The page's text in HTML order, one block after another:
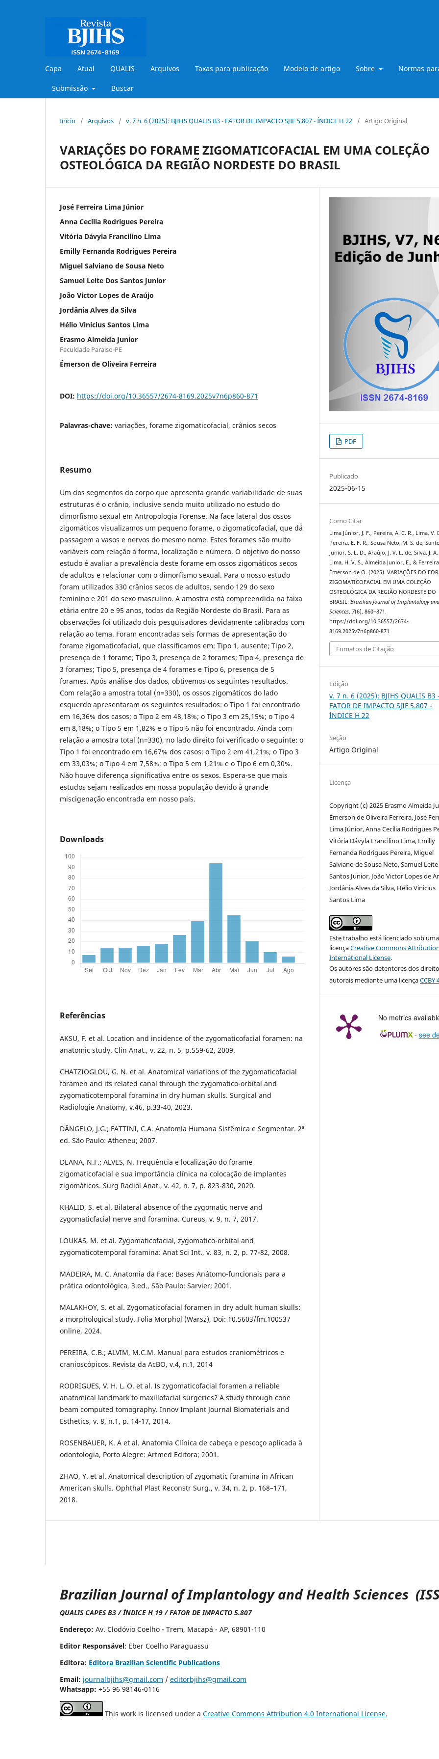
Capa Atual QUALIS Arquivos Taxas para publicação Modelo de artigo Sobre Normas
Submissão Buscar
Início / Arquivos / v. 7 n. 6 (2025): BJIHS QUALIS B3 - FATOR DE IMPACTO SJIF 5.807 - ÍNDICE H 22 / Artigo Original
VARIAÇÕES DO FORAME ZIGOMATICOFACIAL EM UMA COLEÇÃO
OSTEOLÓGICA DA REGIÃO NORDESTE DO BRASIL
José Ferreira Lima Júnior
Anna Cecília Rodrigues Pereira
Vitória Dávyla Francilino Lima
Emilly Fernanda Rodrigues Pereira
Miguel Salviano de Sousa Neto
Samuel Leite Dos Santos Junior
João Victor Lopes de Araújo
Jordânia Alves da Silva
Hélio Vinicius Santos Lima
Erasmo Almeida Junior
Faculdade Paraiso-PE
Émerson de Oliveira Ferreira
DOI: https://doi.org/10.36557/2674-8169.2025v7n6p860-871
Palavras-chave: variações, forame zigomaticofacial, crânios secos
Resumo
Um dos segmentos do corpo que apresenta grande variabilidade de suas
estruturas é o crânio, inclusive sendo muito utilizado no estudo do
dimorfismo sexual em Antropologia Forense. Na face lateral dos ossos
zigomáticos visualizamos um pequeno forame, o zigomaticofacial, que dá
passagem a vasos e nervos do mesmo nome. Estes forames são muito
variáveis com relação à forma, localização e número. O objetivo do nosso
estudo é avaliar a prevalência deste forame em ossos zigomáticos secos
de adultos e relacionar com o dimorfismo sexual. Para o nosso estudo
foram utilizados 330 crânios secos de adultos, sendo 129 do sexo
feminino e 201 do sexo masculino. A amostra está compreendida na faixa
etária entre 20 e 95 anos, todos da Região Nordeste do Brasil. Para as
observações foi utilizado dois pesquisadores devidamente calibrados com
relação ao tema. Foram encontradas seis formas de apresentação do
forame zigomaticofacial, que classificamos em: Tipo 1, ausente; Tipo 2,
presença de 1 forame; Tipo 3, presença de 2 forames; Tipo 4, presença de
3 forames; Tipo 5, presença de 4 forames e Tipo 6, presença de 5
forames. Após análise dos dados, obtivemos os seguintes resultados.
Com relação a amostra total (n=330), os ossos zigomáticos do lado
esquerdo apresentaram os seguintes resultados: o Tipo 1 foi encontrado
em 16,36% dos casos; o Tipo 2 em 48,18%; o Tipo 3 em 25,15%; o Tipo 4
em 8,18%; o Tipo 5 em 1,82% e o Tipo 6 não foi encontrado. Ainda com
relação a amostra total (n=330), no lado direito foi verificado o seguinte: o
Tipo 1 foi encontrado em 16,67% dos casos; o Tipo 2 em 41,21%; o Tipo 3
em 33,03%; o Tipo 4 em 7,58%; o Tipo 5 em 1,21% e o Tipo 6 em 0,30%.
Não houve diferença significativa entre os sexos. Espera-se que mais
estudos sejam realizados em nossa população devido à grande
miscigenação encontrada em nosso país.
Downloads
Referências
AKSU, F. et al. Location and incidence of the zygomaticofacial foramen: na
anatomic study. Clin Anat., v. 22, n. 5, p.559-62, 2009.
CHATZIOGLOU, G. N. et al. Anatomical variations of the zygomaticofacial
foramen and its related canal through the zygomatico-orbital and
zygomaticotemporal foramina in dry human skulls. Surgical and
Radiologie Anatomy, v.46, p.33-40, 2023.
DÂNGELO, J.G.; FATTINI, C.A. Anatomia Humana Sistêmica e Segmentar. 2ª
ed. São Paulo: Atheneu; 2007.
DEANA, N.F.; ALVES, N. Frequência e localização do forame
zigomaticofacial e sua importância clínica na colocação de implantes
zigomáticos. Surg Radiol Anat., v. 42, n. 7, p. 823-830, 2020.
KHALID, S. et al. Bilateral absence of the zygomatic nerve and
zygomaticfacial nerve and foramina. Cureus, v. 9, n. 7, 2017.
LOUKAS, M. et al. Zygomaticofacial, zygomatico-orbital and
zygomaticotemporal foramina: Anat Sci Int., v. 83, n. 2, p. 77-82, 2008.
MADEIRA, M. C. Anatomia da Face: Bases Anátomo-funcionais para a
prática odontológica, 3.ed., São Paulo: Sarvier; 2001.
MALAKHOY, S. et al. Zygomaticofacial foramen in dry adult human skulls:
a morphological study. Folia Morphol (Warsz), Doi: 10.5603/fm.100537
online, 2024.
PEREIRA, C.B.; ALVIM, M.C.M. Manual para estudos craniométricos e
cranioscópicos. Revista da AcBO, v.4, n.1, 2014
RODRIGUES, V. H. L. O. et al. Is zygomaticofacial foramen a reliable
anatomical landmark to maxillofacial surgeries? A study through cone
beam computed tomography. Innov Implant Journal Biomaterials and
Esthetics, v. 8, n.1, p. 14-17, 2014.
ROSENBAUER, K. A et al. Anatomia Clínica de cabeça e pescoço aplicada à
odontologia, Porto Alegre: Artmed Editora; 2001.
ZHAO, Y. et al. Anatomical description of zygomatic foramina in African
American skulls. Ophthal Plast Reconstr Surg., v. 34, n. 2, p. 168–171,
2018.
PDF
Publicado
2025-06-15
Como Citar
Lima Júnior, J. F., Pereira, A. C. R., Lima, V.
Pereira, E. F. R., Sousa Neto, M. S. de,
Junior, S. L. D., Araújo, J. V. L. de, Silva, J.
Lima, H. V. S., Almeida Junior, E., &
Émerson de O. (2025). VARIAÇÕES DO
ZIGOMATICOFACIAL EM UMA COLEÇÃO
OSTEOLÓGICA DA REGIÃO NORDESTE DO
BRASIL.Brazilian Journal of Implantology
Sciences, 7(6), 860–871.
https://doi.org/10.36557/2674-
8169.2025v7n6p860-871
Fomatos de Citação
Edição
v. 7 n. 6 (2025): BJIHS QUALIS B3 -
FATOR DE IMPACTO SJIF 5.807 -
ÍNDICE H 22
Seção
Artigo Original
Licença
Copyright (c) 2025 Erasmo Almeida
Émerson de Oliveira Ferreira, José
Lima Júnior, Anna Cecília Rodrigues
Vitória Dávyla Francilino Lima, Emilly
Fernanda Rodrigues Pereira, Miguel
Salviano de Sousa Neto, Samuel
Santos Junior, João Victor Lopes de
Jordânia Alves da Silva, Hélio Vinicius
Santos Lima
Este trabalho está licenciado sob uma
licençaCreative Commons
International License.
Os autores são detentores dos
autorais mediante uma licençaCCBY
No metrics
- see
Brazilian Journal of Implantology and Health Sciences
QUALIS CAPES B3 / ÍNDICE H 19 / FATOR DE IMPACTO 5.807
Endereço: Av. Clodóvio Coelho - Trem, Macapá - AP, 68901-110
Editor Responsável: Eber Coelho Paraguassu
Editora: Editora Brazilian Scientific Publications
Email: journalbjihs@gmail.com / editorbjihs@gmail.com
Whatsapp: +55 96 98146-0116
This work is licensed under a Creative Commons Attribution 4.0 International License.